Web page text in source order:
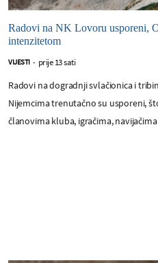
Radovi na NK Lovoru usporeni,
intenzitetom
VIJESTI - prije 13 sati
Radovi na dogradnji svlačionica i
Nijemcima trenutačno su usporeni,
članovima kluba, igračima,